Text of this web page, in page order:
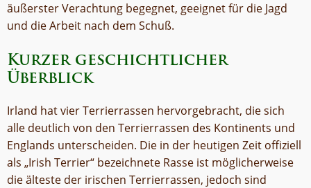
äußerster Verachtung begegnet, geeignet für die Jagd
und die Arbeit nach dem Schuß.
Kurzer geschichtlicher
Überblick
Irland hat vier Terrierrassen hervorgebracht, die sich
alle deutlich von den Terrierrassen des Kontinents und
Englands unterscheiden. Die in der heutigen Zeit offiziell
als „Irish Terrier“ bezeichnete Rasse ist möglicherweise
die älteste der irischen Terrierrassen, jedoch sind